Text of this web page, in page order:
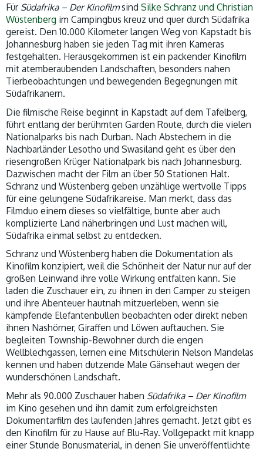
Für Südafrika – Der Kinofilmsind Silke Schranz und Christian
Wüstenberg im Campingbus kreuz und quer durch Südafrika
gereist. Den 10.000 Kilometer langen Weg von Kapstadt bis
Johannesburg haben sie jeden Tag mit ihren Kameras
festgehalten. Herausgekommen ist ein packender Kinofilm
mit atemberaubenden Landschaften, besonders nahen
Tierbeobachtungen und bewegenden Begegnungen mit
Südafrikanern.
Die filmische Reise beginnt in Kapstadt auf dem Tafelberg,
führt entlang der berühmten Garden Route, durch die vielen
Nationalparks bis nach Durban. Nach Abstechern in die
Nachbarländer Lesotho und Swasiland geht es über den
riesengroßen Krüger Nationalpark bis nach Johannesburg.
Dazwischen macht der Film an über 50 Stationen Halt.
Schranz und Wüstenberg geben unzählige wertvolle Tipps
für eine gelungene Südafrikareise. Man merkt, dass das
Filmduo einem dieses so vielfältige, bunte aber auch
komplizierte Land näherbringen und Lust machen will,
Südafrika einmal selbst zu entdecken.
Schranz und Wüstenberg haben die Dokumentation als
Kinofilm konzipiert, weil die Schönheit der Natur nur auf der
großen Leinwand ihre volle Wirkung entfalten kann. Sie
laden die Zuschauer ein, zu ihnen in den Camper zu steigen
und ihre Abenteuer hautnah mitzuerleben, wenn sie
kämpfende Elefantenbullen beobachten oder direkt neben
ihnen Nashörner, Giraffen und Löwen auftauchen. Sie
begleiten Township-Bewohner durch die engen
Wellblechgassen, lernen eine Mitschülerin Nelson Mandelas
kennen und haben dutzende Male Gänsehaut wegen der
wunderschönen Landschaft.
Mehr als 90.000 Zuschauer haben Südafrika – Der Kinofilm
im Kino gesehen und ihn damit zum erfolgreichsten
Dokumentarfilm des laufenden Jahres gemacht. Jetzt gibt es
den Kinofilm für zu Hause auf Blu-Ray. Vollgepackt mit knapp
einer Stunde Bonusmaterial, in denen Sie unveröffentlichte